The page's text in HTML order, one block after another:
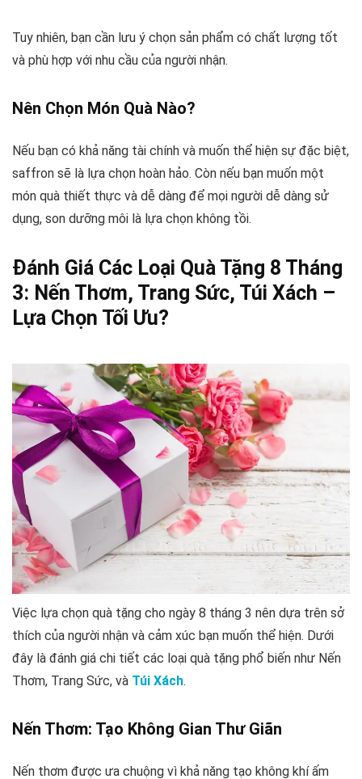
Tuy nhiên, bạn cần lưu ý chọn sản phẩm có chất lượng tốt
và phù hợp với nhu cầu của người nhận.
Nên Chọn Món Quà Nào?
Nếu bạn có khả năng tài chính và muốn thể hiện sự đặc biệt,
saffron sẽ là lựa chọn hoàn hảo. Còn nếu bạn muốn một
món quà thiết thực và dễ dàng để mọi người dễ dàng sử
dụng, son dưỡng môi là lựa chọn không tồi.
Đánh Giá Các Loại Quà Tặng 8 Tháng
3: Nến Thơm, Trang Sức, Túi Xách –
Lựa Chọn Tối Ưu?
Việc lựa chọn quà tặng cho ngày 8 tháng 3 nên dựa trên sở
thích của người nhận và cảm xúc bạn muốn thể hiện. Dưới
đây là đánh giá chi tiết các loại quà tặng phổ biến như Nến
Thơm, Trang Sức, và Túi Xách.
Nến Thơm: Tạo Không Gian Thư Giãn
Nến thơm được ưa chuộng vì khả năng tạo không khí ấm